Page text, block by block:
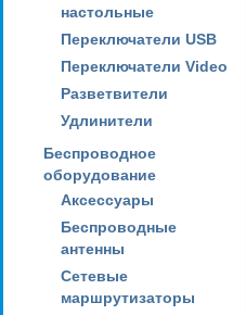
настольные
Переключатели USB
Переключатели Video
Разветвители
Удлинители
Беспроводное
оборудование
Аксессуары
Беспроводные
антенны
Сетевые
маршрутизаторы